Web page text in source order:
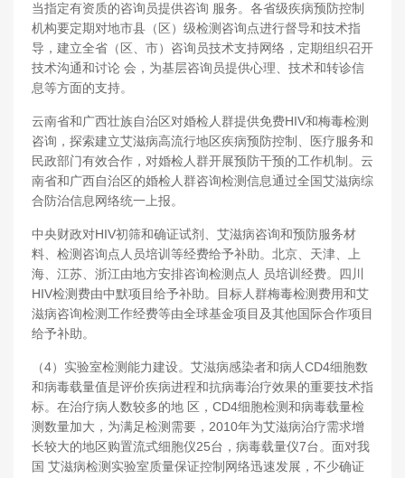
当指定有资质的咨询员提供咨询 服务。各省级疾病预防控制
机构要定期对地市县（区）级检测咨询点进行督导和技术指
导，建立全省（区、市）咨询员技术支持网络，定期组织召开
技术沟通和讨论 会，为基层咨询员提供心理、技术和转诊信
息等方面的支持。
云南省和广西壮族自治区对婚检人群提供免费HIV和梅毒检测
咨询，探索建立艾滋病高流行地区疾病预防控制、医疗服务和
民政部门有效合作，对婚检人群开展预防干预的工作机制。云
南省和广西自治区的婚检人群咨询检测信息通过全国艾滋病综
合防治信息网络统一上报。
中央财政对HIV初筛和确证试剂、艾滋病咨询和预防服务材
料、检测咨询点人员培训等经费给予补助。北京、天津、上
海、江苏、浙江由地方安排咨询检测点人 员培训经费。四川
HIV检测费由中默项目给予补助。目标人群梅毒检测费用和艾
滋病咨询检测工作经费等由全球基金项目及其他国际合作项目
给予补助。
（4）实验室检测能力建设。艾滋病感染者和病人CD4细胞数
和病毒载量值是评价疾病进程和抗病毒治疗效果的重要技术指
标。在治疗病人数较多的地 区，CD4细胞检测和病毒载量检
测数量加大，为满足检测需要，2010年为艾滋病治疗需求增
长较大的地区购置流式细胞仪25台，病毒载量仪7台。面对我
国 艾滋病检测实验室质量保证控制网络迅速发展，不少确证